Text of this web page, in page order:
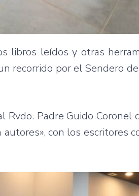
libros leídos y otras
recorrido por el Sendero
Padre Guido Coronel
con los escritores